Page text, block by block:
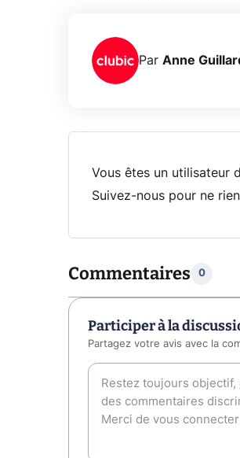
Par Anne
Vous êtes un utilisateur
Suivez-nous pour ne
Commentaires 0
Participer à la
Partagez votre avis avec la